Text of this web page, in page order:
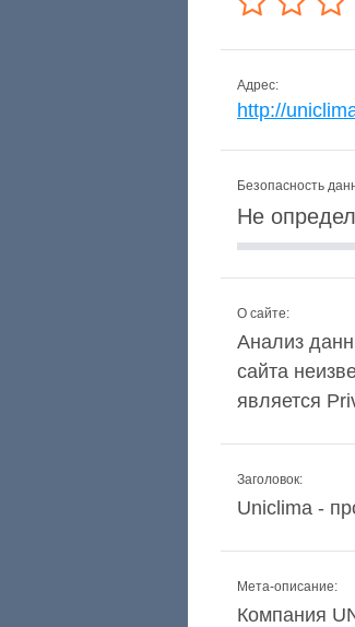
Адрес:
http://
Безопасность
Не
О сайте:
Анализ
сайта
является
Заголовок:
Uniclima -
Мета-описание:
Компания